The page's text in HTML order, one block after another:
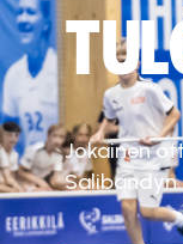
Jokainen
Salibandyn